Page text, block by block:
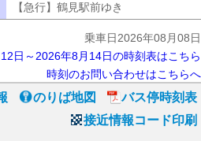
【急行】鶴見駅前ゆき
乗車日2026年08月08日
日～2026年8月14日の時刻表はこちら
時刻のお問い合わせはこちらへ
のりば地図
バス停時刻表
接近情報コード印刷